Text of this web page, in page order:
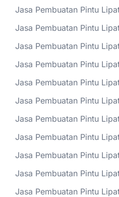
Jasa Pembuatan Pintu
Jasa Pembuatan Pintu
Jasa Pembuatan Pintu
Jasa Pembuatan Pintu
Jasa Pembuatan Pintu
Jasa Pembuatan Pintu
Jasa Pembuatan Pintu
Jasa Pembuatan Pintu
Jasa Pembuatan Pintu
Jasa Pembuatan Pintu
Jasa Pembuatan Pintu